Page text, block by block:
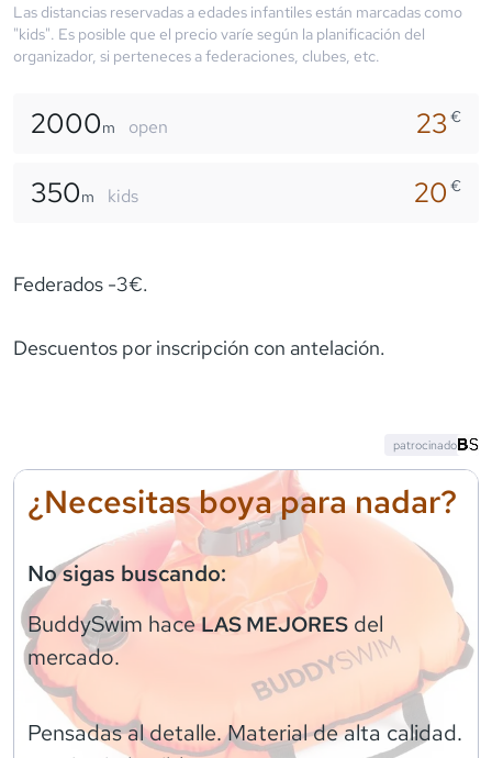
Las distancias reservadas a edades infantiles están marcadas como
"kids". Es posible que el precio varíe según la planificación del
organizador, si perteneces a federaciones, clubes, etc.
2000m open 23€
350m kids 20€
Federados -3€.
Descuentos por inscripción con antelación.
¿Necesitas boya para nadar?
No sigas buscando:
BuddySwim haceLAS MEJORES del
mercado.
Pensadas al detalle. Material de alta calidad.
patrocinado